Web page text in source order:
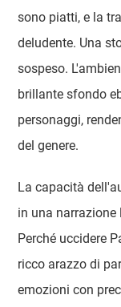
sono piatti, e la
deludente. Una
sospeso.
brillante sfondo
personaggi,
del genere.
La capacità
in una narrazione
Perché uccidere
ricco arazzo di
emozioni con